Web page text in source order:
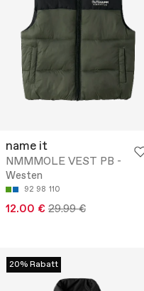
name it
NMMMOLE VEST PB -
Westen
92 98 110
12.00 € 29.99 €
20% Rabatt